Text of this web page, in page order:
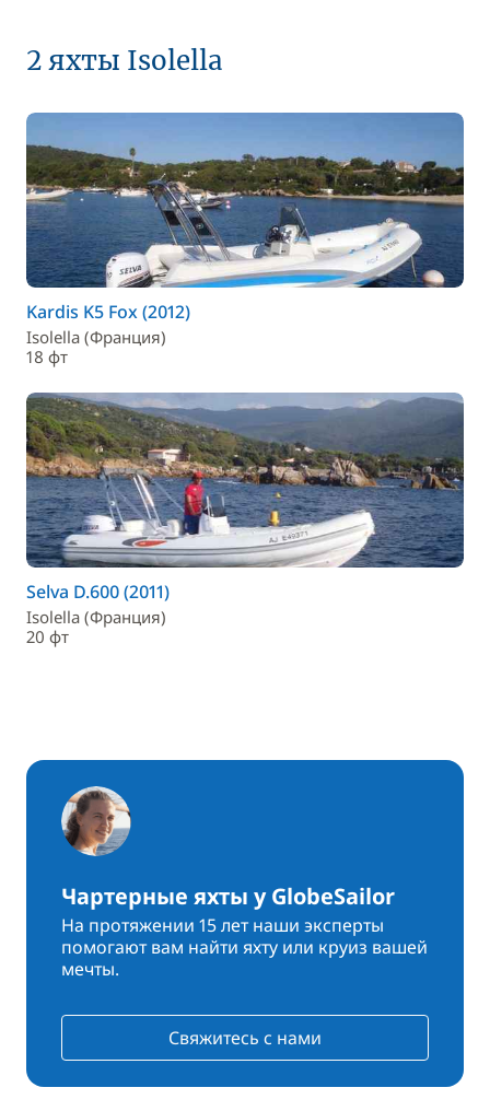
2 яхты Isolella
Kardis K5 Fox (2012)
Isolella (Франция)
18 фт
Selva D.600 (2011)
Isolella (Франция)
20 фт
Чартерные яхты у GlobeSailor
На протяжении 15 лет наши эксперты
помогают вам найти яхту или круиз вашей
мечты.
Свяжитесь с нами